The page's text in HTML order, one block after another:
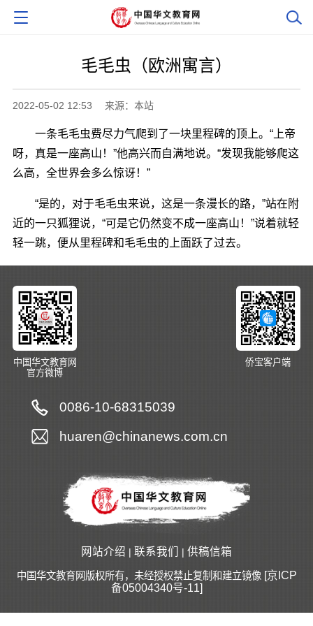
毛毛虫（欧洲寓言）
2022-05-02 12:53 来源：本站
一条毛毛虫费尽力气爬到了一块里程碑的顶上。“上帝
呀，真是一座高山！”他高兴而自满地说。“发现我能够爬这
么高，全世界会多么惊讶！”
“是的，对于毛毛虫来说，这是一条漫长的路，”站在附
近的一只狐狸说，“可是它仍然变不成一座高山！”说着就轻
轻一跳，便从里程碑和毛毛虫的上面跃了过去。
中国华文教育网
官方微博
侨宝客户端
0086-10-68315039
huaren@chinanews.com.cn
网站介绍 | 联系我们 | 供稿信箱
中国华文教育网版权所有，未经授权禁止复制和建立镜像 [京ICP
备05004340号-11]